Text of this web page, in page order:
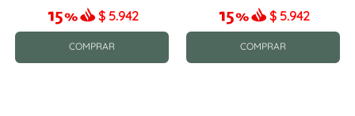
$ 5.942
COMPRAR
$ 5.942
COMPRAR